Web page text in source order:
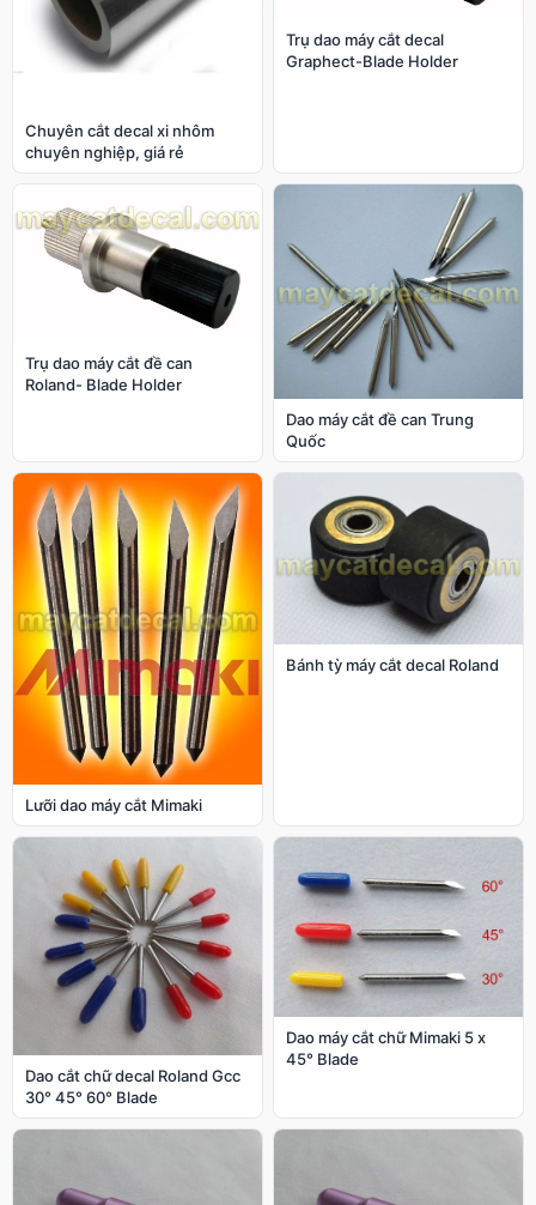
Chuyên cắt decal xi nhôm
chuyên nghiệp, giá rẻ
Trụ dao máy cắt decal
Graphect-Blade Holder
Trụ dao máy cắt đề can
Roland- Blade Holder
Dao máy cắt đề can Trung
Quốc
Lưỡi dao máy cắt Mimaki
Bánh tỳ máy cắt decal Roland
Dao cắt chữ decal Roland Gcc
30° 45° 60° Blade
Dao máy cắt chữ Mimaki 5 x
45° Blade